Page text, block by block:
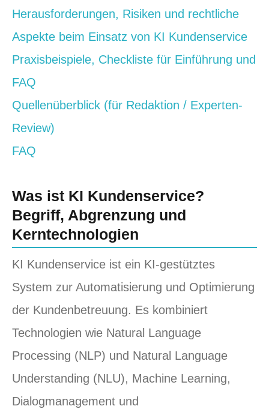
Herausforderungen, Risiken und rechtliche
Aspekte beim Einsatz von KI Kundenservice
Praxisbeispiele, Checkliste für Einführung und
FAQ
Quellenüberblick (für Redaktion / Experten-
Review)
FAQ
Was ist KI Kundenservice?
Begriff, Abgrenzung und
Kerntechnologien
KI Kundenservice ist ein KI-gestütztes
System zur Automatisierung und Optimierung
der Kundenbetreuung. Es kombiniert
Technologien wie Natural Language
Processing (NLP) und Natural Language
Understanding (NLU), Machine Learning,
Dialogmanagement und